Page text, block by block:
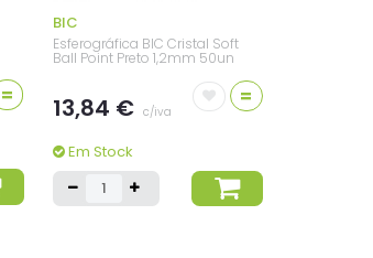
=
BIC
Esferográfica BIC Cristal Soft
Ball Point Preto 1,2mm 50un
13,84 € c/iva
=
Em Stock